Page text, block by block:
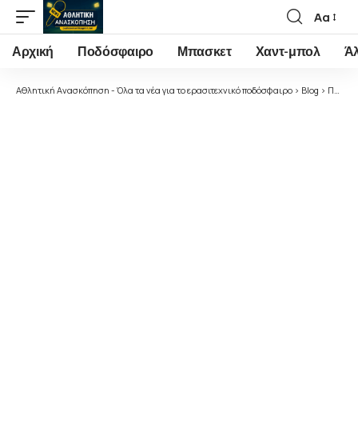
Font
Resizer
Αα
Αρχική Ποδόσφαιρο Μπασκετ Χαντ-μπολ
Αθλητική Ανασκόπηση - Όλα τα νέα για το ερασιτεχνικό ποδόσφαιρο > Blog > Ποδόσφαιρο